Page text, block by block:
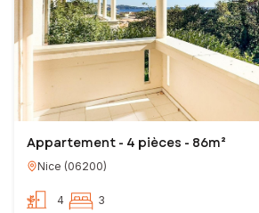
Appartement - 4 pièces - 86m²
Nice (06200)
4 3